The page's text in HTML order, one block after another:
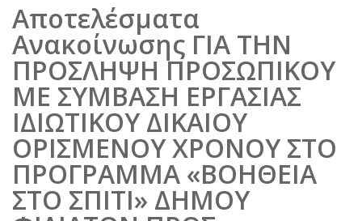
Αποτελέσματα
Ανακοίνωσης ΓΙΑ ΤΗΝ
ΠΡΟΣΛΗΨΗ ΠΡΟΣΩΠΙΚΟΥ
ΜΕ ΣΥΜΒΑΣΗ ΕΡΓΑΣΙΑΣ
ΙΔΙΩΤΙΚΟΥ ΔΙΚΑΙΟΥ
ΟΡΙΣΜΕΝΟΥ ΧΡΟΝΟΥ ΣΤΟ
ΠΡΟΓΡΑΜΜΑ «ΒΟΗΘΕΙΑ
ΣΤΟ ΣΠΙΤΙ» ΔΗΜΟΥ